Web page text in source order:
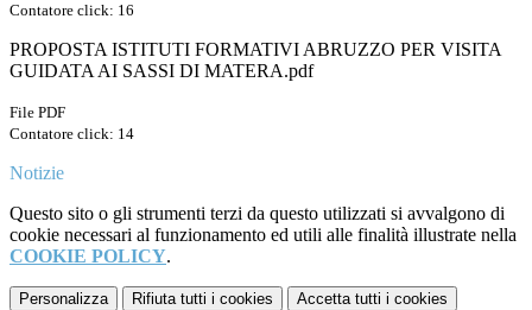
Contatore click: 16
PROPOSTA ISTITUTI FORMATIVI ABRUZZO PER VISITA
GUIDATA AI SASSI DI MATERA.pdf
File PDF
Contatore click: 14
Notizie
Questo sito o gli strumenti terzi da questo utilizzati si avvalgono di
cookie necessari al funzionamento ed utili alle finalità illustrate nella
COOKIE POLICY.
Personalizza Rifiuta tutti i cookies Accetta tutti i cookies